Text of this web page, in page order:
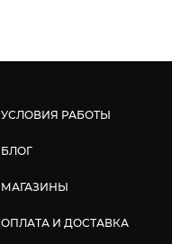
УСЛОВИЯ РАБОТЫ
БЛОГ
МАГАЗИНЫ
ОПЛАТА И ДОСТАВКА